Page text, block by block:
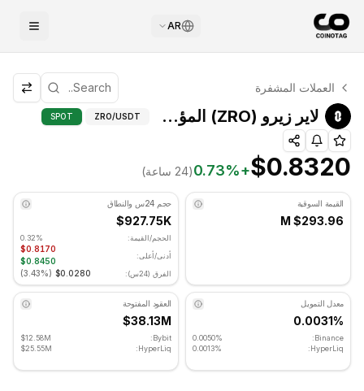
AR
التحليل الفني لـ لاير زيرو
لاير زيرو يتم تداوله حاليًا عند $0.8320. مؤشر RSI عند 52.24 في المنطقة المحايدة. الاتجاه اليومي هبوطي. مستوى الدعم الرئيسي: $0.814333, مستوى المقاومة: $0.842333.
العملات المشفرة
لاير زيرو (ZRO) المؤشرات الفنية لاير زيرو (ZRO) المؤشرات الفنية - COINOTAGZRO/USDT
SPOT
$0.8320
+
0.73% (24 ساعة)
القيمة السوقية
$293.96 M
حجم 24س والنطاق
$927.75K
الحجم/القيمة:
0.32%
أدنى/أعلى:
$0.8170
$0.8450
الفرق (24س): $0.0280
(
3.43%
)
معدل التمويل
0.0031%
Binance:
0.0050%
HyperLiq:
0.0013%
العقود المفتوحة
$38.13M
Bybit:
$12.58M
HyperLiq:
$25.55M